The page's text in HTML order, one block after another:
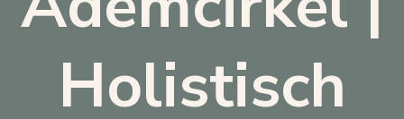
Holistisch